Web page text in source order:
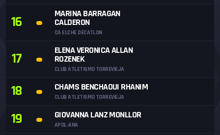
16 MARINA BARRAGAN
CALDERON
CA ELCHE DECATLON
17 ELENA VERONICA ALLAN
ROZENEK
CLUB ATLETISMO TORREVIEJA
18 CHAMS BENCHAOUI RHANIM
CLUB ATLETISMO TORREVIEJA
19 GIOVANNA LANZ MONLLOR
APOL-ANA